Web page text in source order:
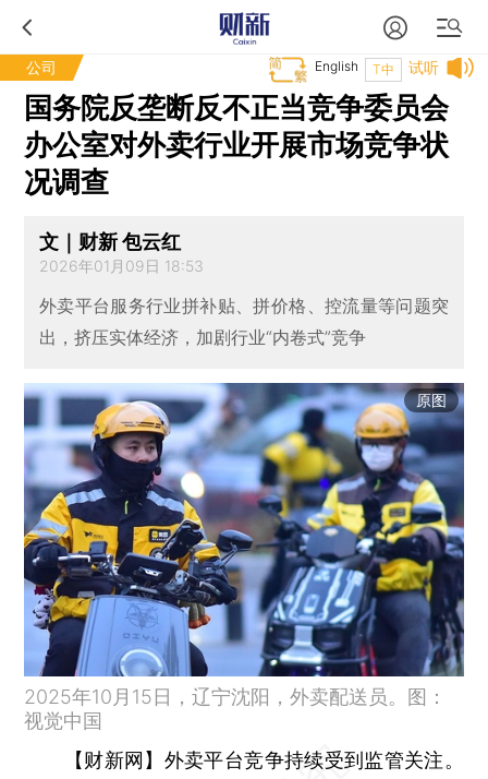
公司 试听
T中
English
国务院反垄断反不正当竞争委员会
办公室对外卖行业开展市场竞争状
况调查
文｜财新 包云红
2026年01月09日 18:53
外卖平台服务行业拼补贴、拼价格、控流量等问题突
出，挤压实体经济，加剧行业“内卷式”竞争
原图
2025年10月15日，辽宁沈阳，外卖配送员。图：
视觉中国
【财新网】 外卖平台竞争持续受到监管关注。